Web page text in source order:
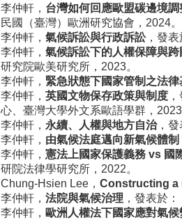
李仲軒， 台灣如何回應歐盟碳邊境
民國（臺灣）歐洲研究協會，2024。
李仲軒， 氣候訴訟與行政訴訟，發表
李仲軒， 氣候訴訟下的人權保障與
研究院歐美研究所，2023。
李仲軒， 緊急狀態下國家管制之法律
李仲軒， 英國文物保存政策與制度
心、臺灣大學外文系歐語學群，2023
李仲軒， 永續、人權與地方自治，發
李仲軒， 由氣候法庭邁向新氣候體制
李仲軒， 憲法上國家保護義務 vs 國
研院法律學研究所，2022。
Chung-Hsien Lee， Constructing a
李仲軒， 法院與氣候治理 ，發表於
李仲軒， 歐洲人權法下國家應對氣